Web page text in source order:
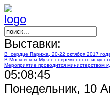
Выставки:
В сердце Парижа, 20-22 октября 2017
В Московском Музее современного
Мероприятие проводится министерством
05:08:45
Понедельник, 10